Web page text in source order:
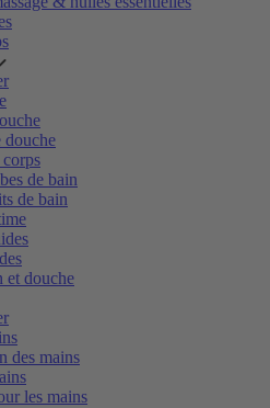
douche
de bain
de bain
et douche
des mains
les mains